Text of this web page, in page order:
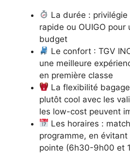
La durée : privilégie
rapide ou OUIGO pour
budget
Le confort : TGV
une meilleure
en première classe
La flexibilité
plutôt cool avec les
les low-cost peuvent
Les horaires :
programme, en
pointe (6h30-9h00 et